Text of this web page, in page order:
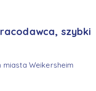
szybki
Weikersheim